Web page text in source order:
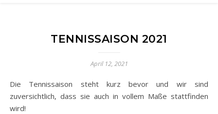
TENNISSAISON 2021
April 12, 2021
Die Tennissaison steht kurz bevor und wir sind
zuversichtlich, dass sie auch in vollem Maße stattfinden
wird!